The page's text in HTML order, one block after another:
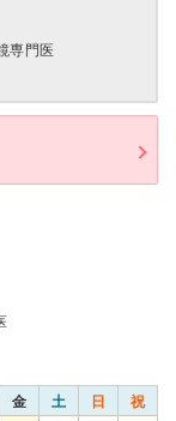
専門医
金 土 日 祝